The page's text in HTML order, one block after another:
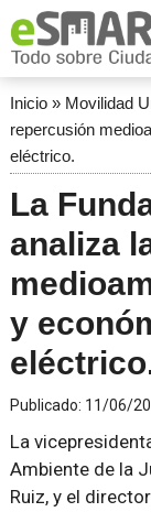
Inicio» Movilidad
repercusión
eléctrico.
La
analiza
y
Publicado: 11/06/
La
Ambiente de la
Ruiz, y el